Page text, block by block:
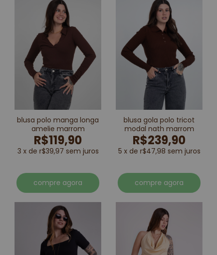
blusa polo manga longa
amelie marrom
R$119,90
3 x de r$39,97 sem juros
compre agora
blusa gola polo tricot
modal nath marrom
R$239,90
5 x de r$47,98 sem juros
compre agora